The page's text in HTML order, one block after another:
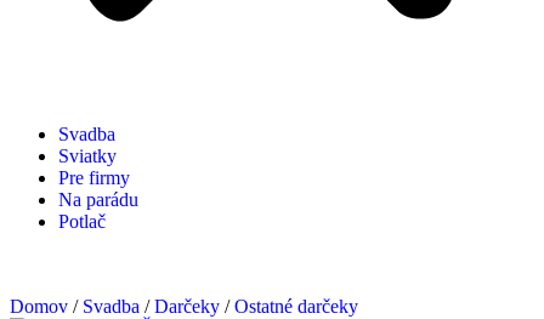
Svadba
Sviatky
Pre firmy
Na parádu
Potlač
Domov / Svadba / Darčeky / Ostatné darčeky